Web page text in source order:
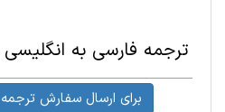
ترجمه فارسی به انگلیسی
برای ارسال سفارش